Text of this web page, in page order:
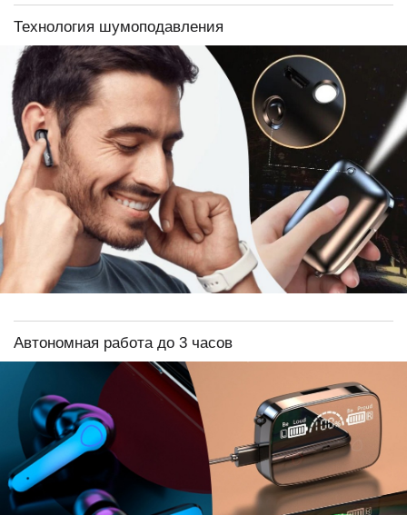
Технология шумоподавления
Автономная работа до 3 часов